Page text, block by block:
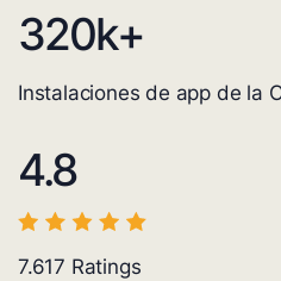
320k+
Instalaciones de app de la
4.8
7.617 Ratings